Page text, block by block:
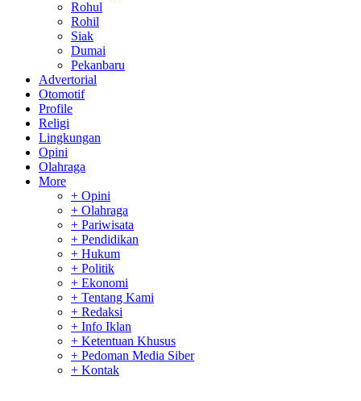
Rohul
Rohil
Siak
Dumai
Pekanbaru
Advertorial
Otomotif
Profile
Religi
Lingkungan
Opini
Olahraga
More
+ Opini
+ Olahraga
+ Pariwisata
+ Pendidikan
+ Hukum
+ Politik
+ Ekonomi
+ Tentang Kami
+ Redaksi
+ Info Iklan
+ Ketentuan Khusus
+ Pedoman Media Siber
+ Kontak